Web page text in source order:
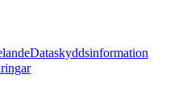
Dataskyddsinformation